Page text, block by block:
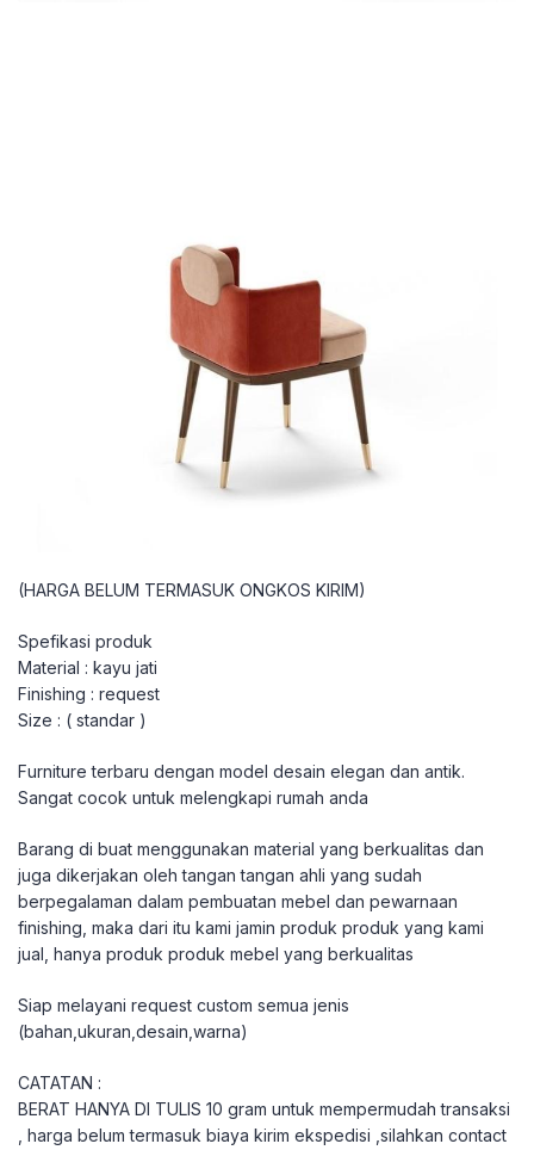
(HARGA BELUM TERMASUK ONGKOS KIRIM)
Spefikasi produk
Material : kayu jati
Finishing : request
Size : ( standar )
Furniture terbaru dengan model desain elegan dan antik.
Sangat cocok untuk melengkapi rumah anda
Barang di buat menggunakan material yang berkualitas dan
juga dikerjakan oleh tangan tangan ahli yang sudah
berpegalaman dalam pembuatan mebel dan pewarnaan
finishing, maka dari itu kami jamin produk produk yang kami
jual, hanya produk produk mebel yang berkualitas
Siap melayani request custom semua jenis
(bahan,ukuran,desain,warna)
CATATAN :
BERAT HANYA DI TULIS 10 gram untuk mempermudah transaksi
, harga belum termasuk biaya kirim ekspedisi ,silahkan contact